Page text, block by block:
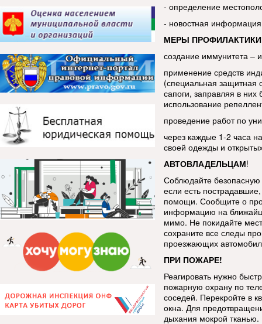
- определение
- новостная
МЕРЫ
создание иммунитета –
применение средств
(специальная защитная
сапоги, заправляя в
использование
проведение работ по
через каждые 1-2 часа
своей одежды и
АВТОВЛАДЕЛЬЦАМ!
Соблюдайте
если есть
помощи. Сообщите о
информацию на
мимо. Не покидайте
сохраните все следы
проезжающих
ПРИ ПОЖАРЕ!
Реагировать нужно
пожарную охрану по
соседей. Перекройте в
окна. Для
дыхания мокрой тканью.